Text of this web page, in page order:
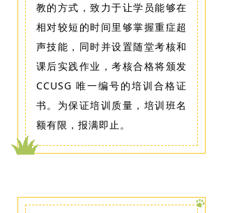
教的方式，致力于让学员能够在
相对较短的时间里够掌握重症超
声技能，同时并设置随堂考核和
课后实践作业，考核合格将颁发
CCUSG 唯一编号的培训合格证
书。为保证培训质量，培训班名
额有限，报满即止。